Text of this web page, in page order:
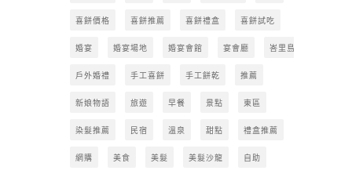
喜餅價格 喜餅推薦 喜餅禮盒 喜餅試吃
婚宴 婚宴場地 婚宴會館 宴會廳 峇里島
戶外婚禮 手工喜餅 手工餅乾 推薦
新娘物語 旅遊 早餐 景點 東區
染髮推薦 民宿 溫泉 甜點 禮盒推薦
網購 美食 美髮 美髮沙龍 自助